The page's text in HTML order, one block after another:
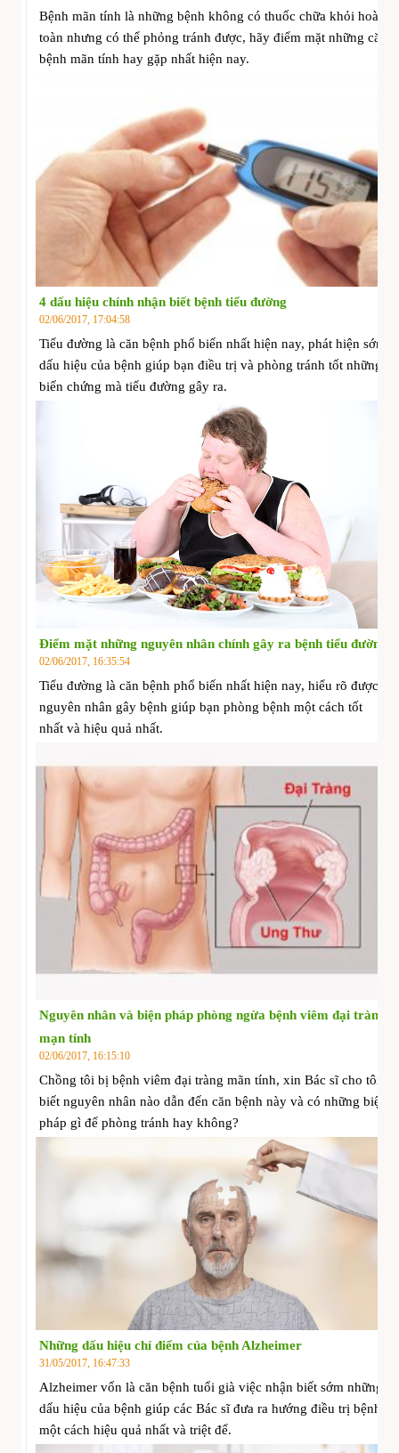
Bệnh mãn tính là những bệnh không có thuốc chữa khỏi hoàn
toàn nhưng có thể phỏng tránh được, hãy điểm mặt những căn
bệnh mãn tính hay gặp nhất hiện nay.
4 dấu hiệu chính nhận biết bệnh tiểu đường
02/06/2017, 17:04:58
Tiểu đường là căn bệnh phổ biến nhất hiện nay, phát hiện sớm
dấu hiệu của bệnh giúp bạn điều trị và phòng tránh tốt những
biến chứng mà tiểu đường gây ra.
Điểm mặt những nguyên nhân chính gây ra bệnh tiểu đường
02/06/2017, 16:35:54
Tiểu đường là căn bệnh phổ biến nhất hiện nay, hiểu rõ được
nguyên nhân gây bệnh giúp bạn phòng bệnh một cách tốt
nhất và hiệu quả nhất.
Nguyên nhân và biện pháp phòng ngừa bệnh viêm đại tràng
mạn tính
02/06/2017, 16:15:10
Chồng tôi bị bệnh viêm đại tràng mãn tính, xin Bác sĩ cho tôi
biết nguyên nhân nào dẫn đến căn bệnh này và có những biện
pháp gì để phòng tránh hay không?
Những dấu hiệu chỉ điểm của bệnh Alzheimer
31/05/2017, 16:47:33
Alzheimer vốn là căn bệnh tuổi già việc nhận biết sớm những
dấu hiệu của bệnh giúp các Bác sĩ đưa ra hướng điều trị bệnh
một cách hiệu quả nhất và triệt để.